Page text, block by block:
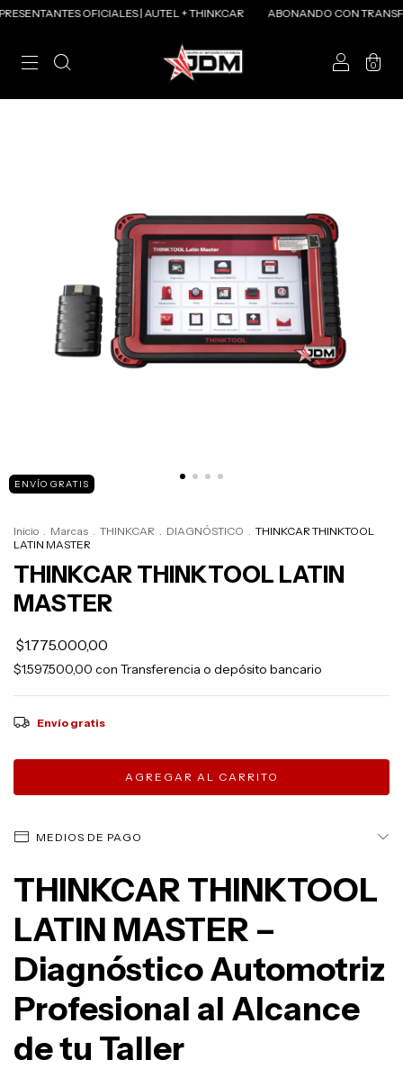
OFICIALES | AUTEL + THINKCAR ABONANDO CON TRANSFERENCIA
0
ENVÍO GRATIS
Inicio . Marcas . THINKCAR . DIAGNÓSTICO . THINKCAR THINKTOOL
LATIN MASTER
THINKCAR THINKTOOL LATIN
MASTER
$1.775.000,00
$1.597.500,00 con Transferencia o depósito bancario
Envío gratis
MEDIOS DE PAGO
THINKCAR THINKTOOL
LATIN MASTER –
Diagnóstico Automotriz
Profesional al Alcance
de tu Taller